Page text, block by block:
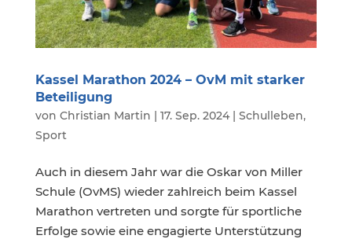
Kassel Marathon 2024 – OvM mit starker
Beteiligung
von Christian Martin | 17. Sep. 2024| Schulleben,
Sport
Auch in diesem Jahr war die Oskar von Miller
Schule (OvMS) wieder zahlreich beim Kassel
Marathon vertreten und sorgte für sportliche
Erfolge sowie eine engagierte Unterstützung